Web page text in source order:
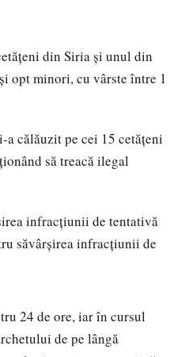
din Siria și unul din
opt minori, cu vârste între 1
călăuzit pe cei 15 cetățeni
să treacă ilegal
infracţiunii de tentativă
săvârşirea infracţiunii de
24 de ore, iar în cursul
de pe lângă